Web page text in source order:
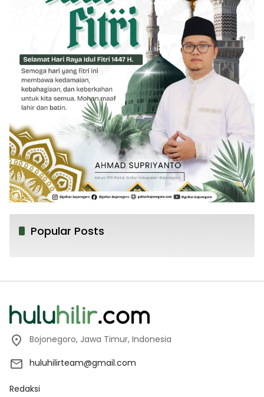
Popular Posts
Bojonegoro, Jawa Timur, Indonesia
huluhilirteam@gmail.com
Redaksi